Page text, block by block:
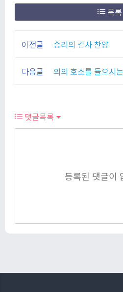
목록
이전글 승리의 감사 찬양
다음글 의의 호소를 들으시
댓글목록
등록된 댓글이